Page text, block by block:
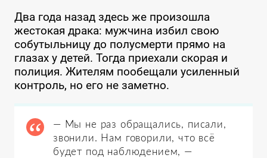
Два года назад здесь же произошла
жестокая драка: мужчина избил свою
собутыльницу до полусмерти прямо на
глазах у детей. Тогда приехали скорая и
полиция. Жителям пообещали усиленный
контроль, но его не заметно.
— Мы не раз обращались, писали,
звонили. Нам говорили, что всё
будет под наблюдением, —